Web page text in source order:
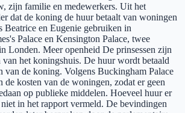
zijn familie en medewerkers. Uit het
dat de koning de huur betaalt van woningen
Beatrice en Eugenie gebruiken in
Palace en Kensington Palace, twee
Londen. Meer openheid De prinsessen zijn
van het koningshuis. De huur wordt betaald
van de koning. Volgens Buckingham Palace
de kosten van de woningen, zodat er geen
op publieke middelen. Hoeveel huur er
in het rapport vermeld. De bevindingen